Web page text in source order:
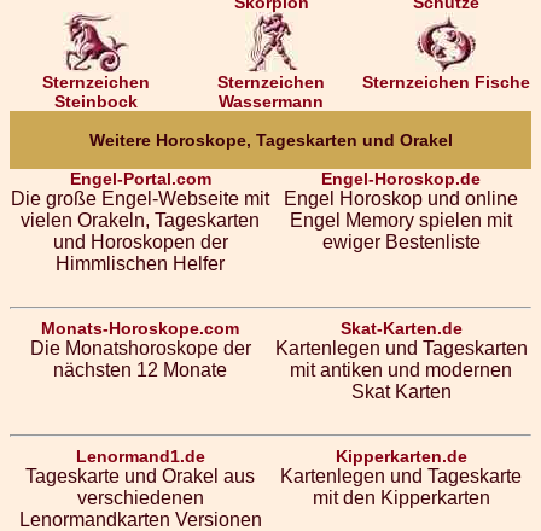
Sternzeichen
Steinbock
Sternzeichen
Wassermann
Sternzeichen Fische
Weitere Horoskope, Tageskarten und Orakel
Engel-Portal.com
Die große Engel-Webseite mit
vielen Orakeln, Tageskarten
und Horoskopen der
Himmlischen Helfer
Engel-Horoskop.de
Engel Horoskop und online
Engel Memory spielen mit
ewiger Bestenliste
Monats-Horoskope.com
Die Monatshoroskope der
nächsten 12 Monate
Skat-Karten.de
Kartenlegen und Tageskarten
mit antiken und modernen
Skat Karten
Lenormand1.de
Tageskarte und Orakel aus
verschiedenen
Lenormandkarten Versionen
Kipperkarten.de
Kartenlegen und Tageskarte
mit den Kipperkarten